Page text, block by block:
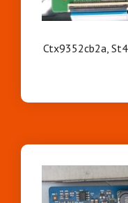
Ctx9352cb2a,